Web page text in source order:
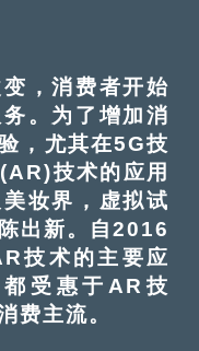
，消费者开始
。为了增加消
，尤其在5G技
技术的应用
妆界，虚拟试
出新。自2016
技术的主要应
受惠于AR技
费主流。